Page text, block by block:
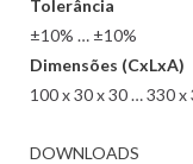
Tolerância
±10% … ±10%
Dimensões (CxLxA)
100 x 30 x 30 … 330 x
DOWNLOADS